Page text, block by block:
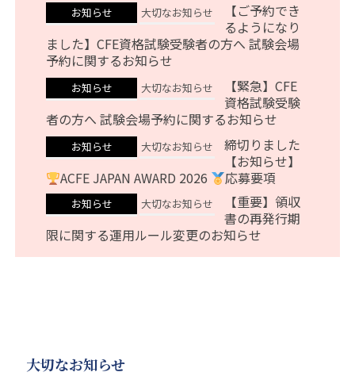
お知らせ 大切なお知らせ
【ご予約でき
るようになり
ました】CFE資格試験受験者の方へ 試験会場
予約に関するお知らせ
お知らせ 大切なお知らせ
【緊急】CFE
資格試験受験
者の方へ 試験会場予約に関するお知らせ
お知らせ 大切なお知らせ
締切りました
【お知らせ】
ACFE JAPAN AWARD 2026
応募要項
お知らせ 大切なお知らせ
【重要】領収
書の再発行期
限に関する運用ルール変更のお知らせ
大切なお知らせ